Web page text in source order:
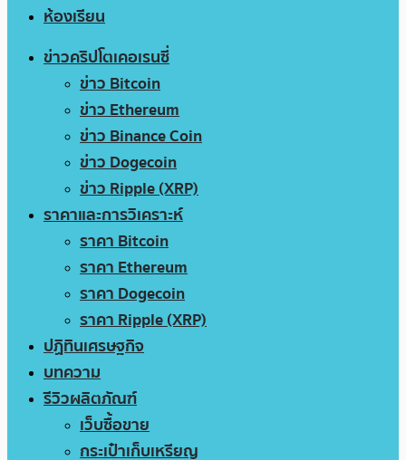
ห้องเรียน
ข่าวคริปโตเคอเรนซี่
ข่าว Bitcoin
ข่าว Ethereum
ข่าว Binance Coin
ข่าว Dogecoin
ข่าว Ripple (XRP)
ราคาและการวิเคราะห์
ราคา Bitcoin
ราคา Ethereum
ราคา Dogecoin
ราคา Ripple (XRP)
ปฏิทินเศรษฐกิจ
บทความ
รีวิวผลิตภัณฑ์
เว็บซื้อขาย
กระเป๋าเก็บเหรียญ